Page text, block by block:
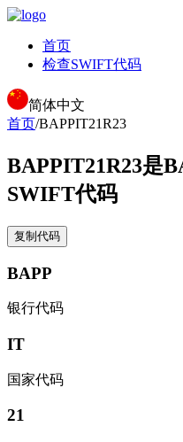
首页
检查SWIFT代码
简体中文
首页/BAPPIT21R23
BAPPIT21R23是
SWIFT代码
复制代码
BAPP
银行代码
IT
国家代码
21